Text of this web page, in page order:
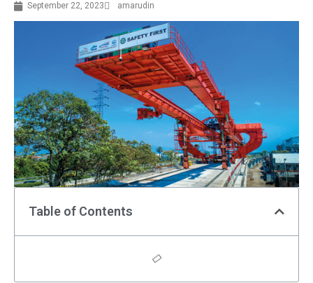
September 22, 2023 amarudin
Table of Contents